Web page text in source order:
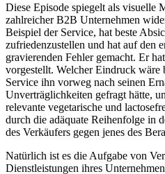
Diese Episode spiegelt als visuelle
zahlreicher B2B Unternehmen
Beispiel der Service, hat beste
zufriedenzustellen und hat auf den
gravierenden Fehler gemacht. Er
vorgestellt. Welcher Eindruck wäre
Service ihn vorweg nach seinen
Unverträglichkeiten gefragt hätte,
relevante vegetarische und
durch die adäquate Reihenfolge in
des Verkäufers gegen jenes des
Natürlich ist es die Aufgabe von
Dienstleistungen ihres